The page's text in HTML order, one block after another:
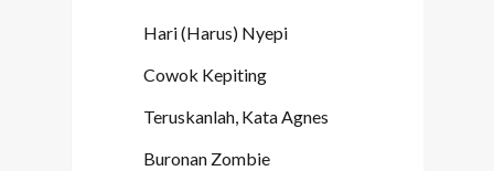
Hari (Harus) Nyepi
Cowok Kepiting
Teruskanlah, Kata Agnes
Buronan Zombie